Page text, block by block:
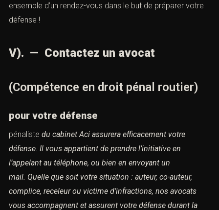
ensemble d’un rendez-vous dans le but de préparer votre
défense !
V). — Contactez un avocat
(Compétence en droit pénal routier)
pour votre défense
pénaliste du cabinet Aci assurera efficacement votre
défense. Il vous appartient de prendre l’initiative en
l’appelant au téléphone, ou bien en envoyant un
mail. Quelle que soit votre situation : auteur, co-auteur,
complice, receleur ou victime d’infractions, nos avocats
vous accompagnent et assurent votre défense durant la